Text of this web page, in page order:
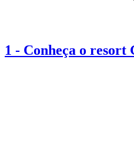
1 - Conheça o resort